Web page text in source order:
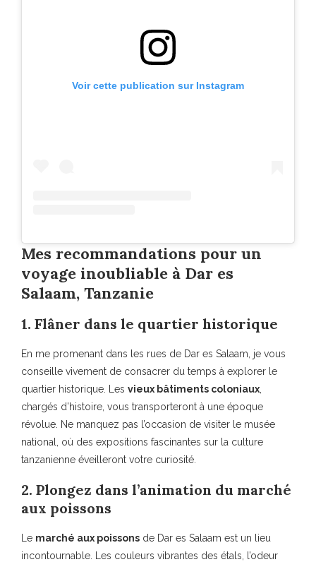
Voir cette publication sur Instagram
Mes recommandations pour un
voyage inoubliable à Dar es
Salaam, Tanzanie
1. Flâner dans le quartier historique
En me promenant dans les rues de Dar es Salaam, je vous
conseille vivement de consacrer du temps à explorer le
quartier historique. Les vieux bâtiments coloniaux,
chargés d’histoire, vous transporteront à une époque
révolue. Ne manquez pas l’occasion de visiter le musée
national, où des expositions fascinantes sur la culture
tanzanienne éveilleront votre curiosité.
2. Plongez dans l’animation du marché
aux poissons
Le marché aux poissons de Dar es Salaam est un lieu
incontournable. Les couleurs vibrantes des étals, l’odeur